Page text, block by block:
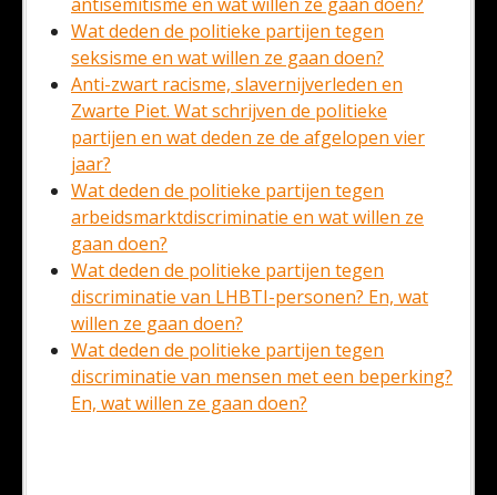
Wat deden de politieke partijen tegen
seksisme en wat willen ze gaan doen?
Anti-zwart racisme, slavernijverleden en
Zwarte Piet. Wat schrijven de politieke
partijen en wat deden ze de afgelopen vier
jaar?
Wat deden de politieke partijen tegen
arbeidsmarktdiscriminatie en wat willen ze
gaan doen?
Wat deden de politieke partijen tegen
discriminatie van LHBTI-personen? En, wat
willen ze gaan doen?
Wat deden de politieke partijen tegen
discriminatie van mensen met een beperking?
En, wat willen ze gaan doen?